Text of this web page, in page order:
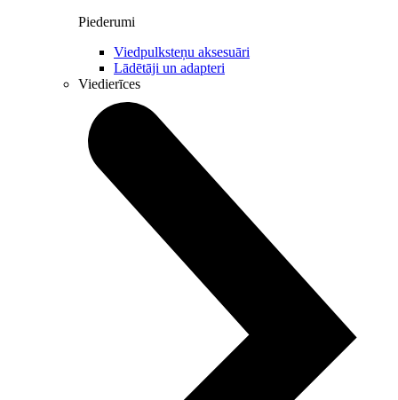
Piederumi
Viedpulksteņu aksesuāri
Lādētāji un adapteri
Viedierīces